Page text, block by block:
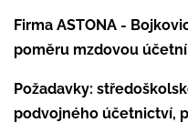
Firma ASTONA -
poměru mzdovou
Požadavky:
podvojného účetnictví,